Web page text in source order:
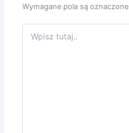
Wymagane pola są oznaczone
tutaj..